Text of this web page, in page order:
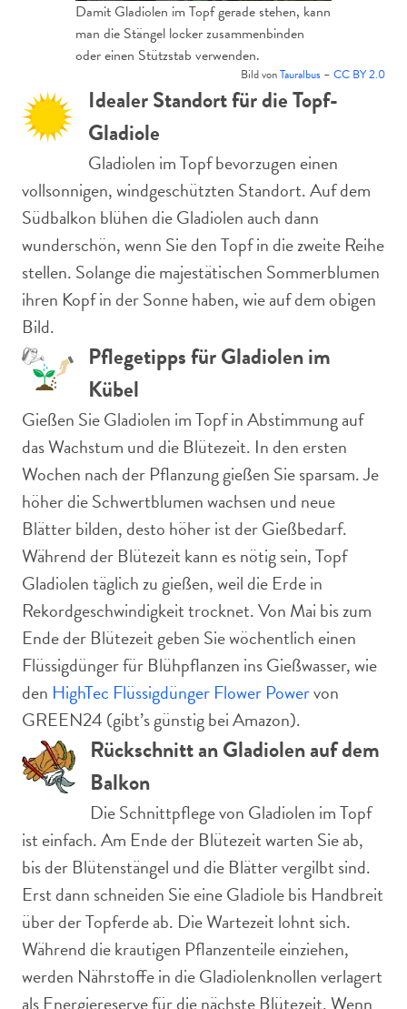
Damit Gladiolen im Topf gerade stehen, kann
man die Stängel locker zusammenbinden
oder einen Stützstab verwenden.
Bild vonTauralbus – CC BY 2.0
Idealer Standort für die Topf-
Gladiole
Gladiolen im Topf bevorzugen einen
vollsonnigen, windgeschützten Standort. Auf dem
Südbalkon blühen die Gladiolen auch dann
wunderschön, wenn Sie den Topf in die zweite Reihe
stellen. Solange die majestätischen Sommerblumen
ihren Kopf in der Sonne haben, wie auf dem obigen
Bild.
Pflegetipps für Gladiolen im
Kübel
Gießen Sie Gladiolen im Topf in Abstimmung auf
das Wachstum und die Blütezeit. In den ersten
Wochen nach der Pflanzung gießen Sie sparsam. Je
höher die Schwertblumen wachsen und neue
Blätter bilden, desto höher ist der Gießbedarf.
Während der Blütezeit kann es nötig sein, Topf
Gladiolen täglich zu gießen, weil die Erde in
Rekordgeschwindigkeit trocknet. Von Mai bis zum
Ende der Blütezeit geben Sie wöchentlich einen
Flüssigdünger für Blühpflanzen ins Gießwasser, wie
den HighTec Flüssigdünger Flower Powervon
GREEN24 (gibt’s günstig bei Amazon).
Rückschnitt an Gladiolen auf dem
Balkon
Die Schnittpflege von Gladiolen im Topf
ist einfach. Am Ende der Blütezeit warten Sie ab,
bis der Blütenstängel und die Blätter vergilbt sind.
Erst dann schneiden Sie eine Gladiole bis Handbreit
über der Topferde ab. Die Wartezeit lohnt sich.
Während die krautigen Pflanzenteile einziehen,
werden Nährstoffe in die Gladiolenknollen verlagert
als Energiereserve für die nächste Blütezeit. Wenn